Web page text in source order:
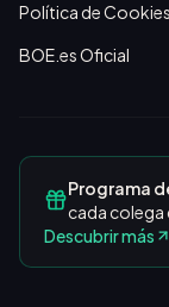
Política de Cookies
BOE.es Oficial
Programa
cada colega
Descubrir más